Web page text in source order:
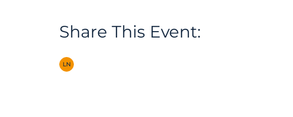
Share This Event:
LN